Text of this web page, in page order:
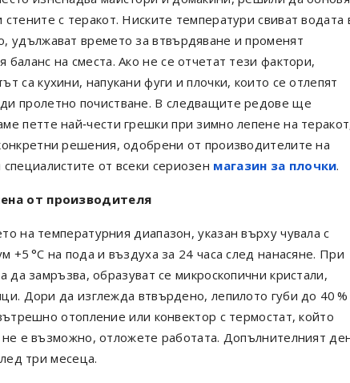
стените с теракот. Ниските температури свиват водата
удължават времето за втвърдяване и променят
баланс на сместа. Ако не се отчетат тези фактори,
са кухини, напукани фуги и плочки, които се отлепят
пролетно почистване. В следващите редове ще
петте най‑чести грешки при зимно лепене на
решения, одобрени от производителите на
специалистите от всеки сериозен магазин за плочки.
от производителя
на температурния диапазон, указан върху чувала с
°C на пода и въздуха за 24 часа след нанасяне. При
да замръзва, образуват се микроскопични кристали,
Дори да изглежда втвърдено, лепилото губи до 40 %
отопление или конвектор с термостат, който
е възможно, отложете работата. Допълнителният
три месеца.